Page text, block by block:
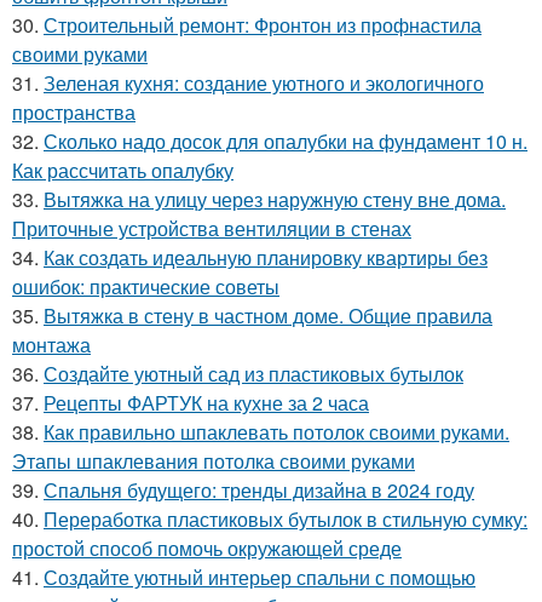
30. Строительный ремонт: Фронтон из профнастила
своими руками
31. Зеленая кухня: создание уютного и экологичного
пространства
32. Сколько надо досок для опалубки на фундамент 10 н.
Как рассчитать опалубку
33. Вытяжка на улицу через наружную стену вне дома.
Приточные устройства вентиляции в стенах
34. Как создать идеальную планировку квартиры без
ошибок: практические советы
35. Вытяжка в стену в частном доме. Общие правила
монтажа
36. Создайте уютный сад из пластиковых бутылок
37. Рецепты ФАРТУК на кухне за 2 часа
38. Как правильно шпаклевать потолок своими руками.
Этапы шпаклевания потолка своими руками
39. Спальня будущего: тренды дизайна в 2024 году
40. Переработка пластиковых бутылок в стильную сумку:
простой способ помочь окружающей среде
41. Создайте уютный интерьер спальни с помощью